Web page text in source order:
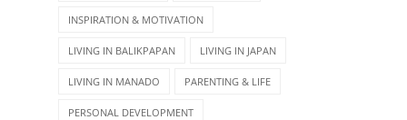
INSPIRATION & MOTIVATION
LIVING IN BALIKPAPAN LIVING IN JAPAN
LIVING IN MANADO PARENTING & LIFE
PERSONAL DEVELOPMENT